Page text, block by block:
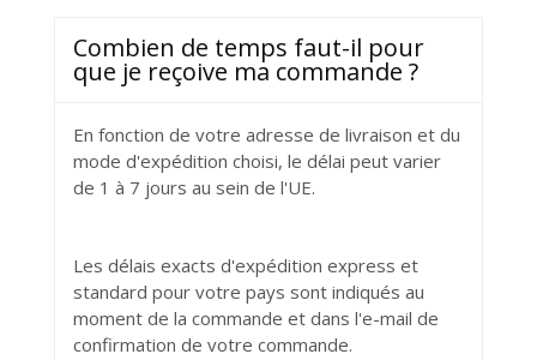
Combien de temps faut-il pour
que je reçoive ma commande ?
En fonction de votre adresse de livraison et du
mode d'expédition choisi, le délai peut varier
de 1 à 7 jours au sein de l'UE.
Les délais exacts d'expédition express et
standard pour votre pays sont indiqués au
moment de la commande et dans l'e-mail de
confirmation de votre commande.